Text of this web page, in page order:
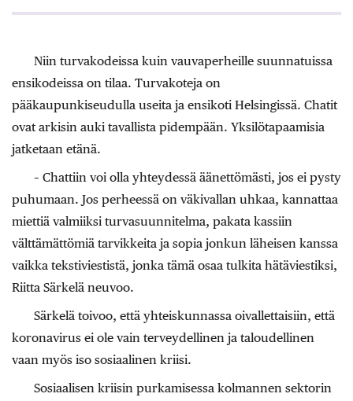
Niin turvakodeissa kuin vauvaperheille suunnatuissa
ensikodeissa on tilaa. Turvakoteja on
pääkaupunkiseudulla useita ja ensikoti Helsingissä. Chatit
ovat arkisin auki tavallista pidempään. Yksilötapaamisia
jatketaan etänä.
– Chattiin voi olla yhteydessä äänettömästi, jos ei pysty
puhumaan. Jos perheessä on väkivallan uhkaa, kannattaa
miettiä valmiiksi turvasuunnitelma, pakata kassiin
välttämättömiä tarvikkeita ja sopia jonkun läheisen kanssa
vaikka tekstiviestistä, jonka tämä osaa tulkita hätäviestiksi,
Riitta Särkelä neuvoo.
Särkelä toivoo, että yhteiskunnassa oivallettaisiin, että
koronavirus ei ole vain terveydellinen ja taloudellinen
vaan myös iso sosiaalinen kriisi.
Sosiaalisen kriisin purkamisessa kolmannen sektorin